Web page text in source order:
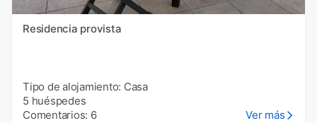
Residencia provista
Tipo de alojamiento: Casa
5 huéspedes
Comentarios: 6
Ver más